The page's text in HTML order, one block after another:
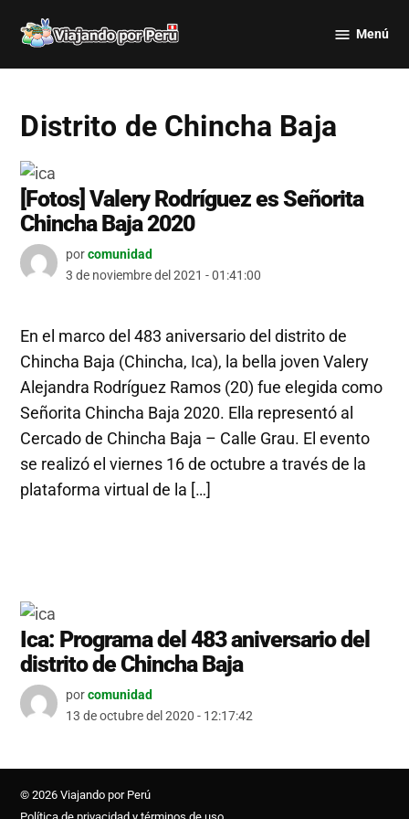
por Perú
Menú
Distrito de Chincha Baja
[Fotos] Valery Rodríguez es Señorita
Chincha Baja 2020
porcomunidad
3 de noviembre del 2021 - 01:41:00
En el marco del 483 aniversario del distrito de
Chincha Baja (Chincha, Ica), la bella joven Valery
Alejandra Rodríguez Ramos (20) fue elegida como
Señorita Chincha Baja 2020. Ella representó al
Cercado de Chincha Baja – Calle Grau. El evento
se realizó el viernes 16 de octubre a través de la
plataforma virtual de la […]
Ica: Programa del 483 aniversario del
distrito de Chincha Baja
porcomunidad
13 de octubre del 2020 - 12:17:42
© 2026 Viajando por Perú